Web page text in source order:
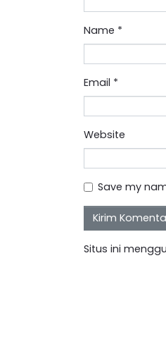
Name *
Email *
Website
Save my
Situs ini